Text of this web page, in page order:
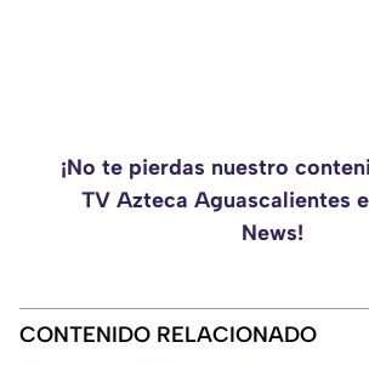
¡No te pierdas nuestro
TV Azteca Aguascalientes
News!
CONTENIDO RELACIONADO